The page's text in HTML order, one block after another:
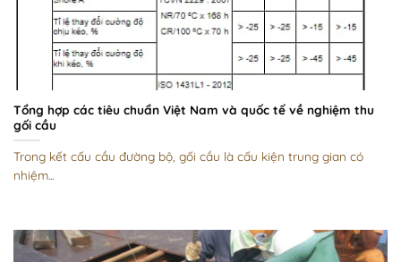
Tổng hợp các tiêu chuẩn Việt Nam và quốc tế về nghiệm thu
gối cầu
Trong kết cấu cầu đường bộ, gối cầu là cấu kiện trung gian có
nhiệm...